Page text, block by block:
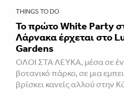
THINGS TO DO
Το πρώτο White Party
Λάρνακα έρχεται στο
Gardens
ΌΛΟΙ ΣΤΑ ΛΕΥΚΆ, μέσα σε
βοτανικό πάρκο, σε μια
βρίσκει κανείς αλλού στην